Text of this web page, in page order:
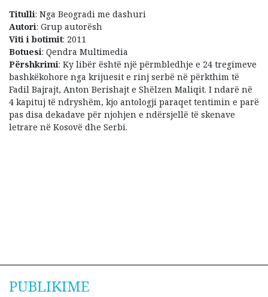
Titulli: Nga Beogradi me dashuri
Autori: Grup autorësh
Viti i botimit: 2011
Botuesi: Qendra Multimedia
Përshkrimi: Ky libër është një përmbledhje e 24 tregimeve
bashkëkohore nga krijuesit e rinj serbë në përkthim të
Fadil Bajrajt, Anton Berishajt e Shëlzen Maliqit. I ndarë në
4 kapituj të ndryshëm, kjo antologji paraqet tentimin e parë
pas disa dekadave për njohjen e ndërsjellë të skenave
letrare në Kosovë dhe Serbi.
PUBLIKIME